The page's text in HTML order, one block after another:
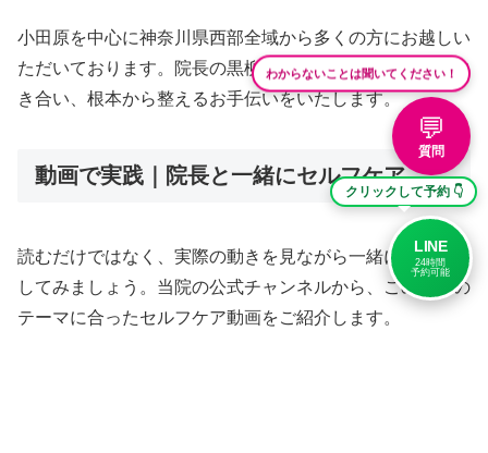
小田原を中心に神奈川県西部全域から多くの方にお越しい
ただいております。院長の黒柳俊英が一人ひとりの体に向
き合い、根本から整えるお手伝いをいたします。
動画で実践｜院長と一緒にセルフケア
読むだけではなく、実際の動きを見ながら一緒に体を動か
してみましょう。当院の公式チャンネルから、この記事の
テーマに合ったセルフケア動画をご紹介します。
わからないことは聞いてください！
💬
質問
クリックして予約 👇
LINE
24時間
予約可能